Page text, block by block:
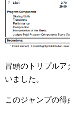
冒頭のトリプルア
いました。
このジャンプの得